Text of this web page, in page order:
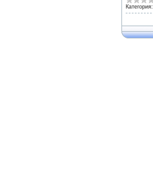
Категория: